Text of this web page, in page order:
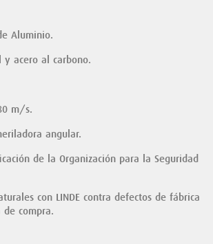
Aluminio.
y acero al carbono.
m/s.
angular.
de la Organización para la Seguridad
con LINDE contra defectos de fábrica
compra.